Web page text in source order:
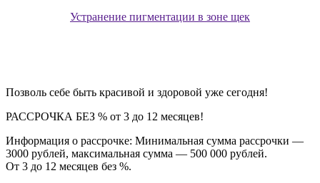
Устранение пигментации в зоне щек
Позволь себе быть красивой и здоровой уже сегодня!
РАССРОЧКА БЕЗ % от 3 до 12 месяцев!
Информация о рассрочке: Минимальная сумма рассрочки —
3000 рублей, максимальная сумма — 500 000 рублей.
От 3 до 12 месяцев без %.